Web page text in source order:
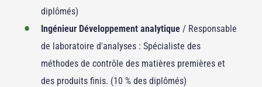
diplômés)
Ingénieur Développement analytique / Responsable
de laboratoire d'analyses : Spécialiste des
méthodes de contrôle des matières premières et
des produits finis. (10 % des diplômés)